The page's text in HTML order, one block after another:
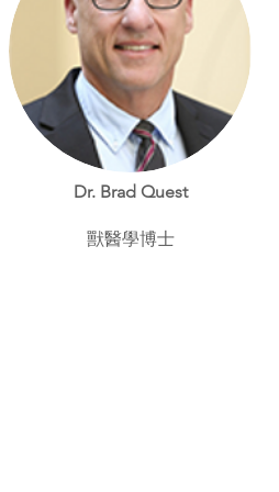
Dr. Brad Quest
獸醫學博士